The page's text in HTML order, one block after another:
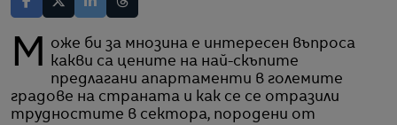
Може би за мнозина е интересен въпроса
какви са цените на най-скъпите
предлагани апартаменти в големите
градове на страната и как се се отразили
трудностите в сектора, породени от